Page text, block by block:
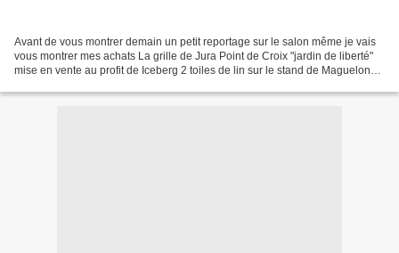
Avant de vous montrer demain un petit reportage sur le salon même je vais
vous montrer mes achats La grille de Jura Point de Croix "jardin de liberté"
mise en vente au profit de Iceberg 2 toiles de lin sur le stand de Maguelone